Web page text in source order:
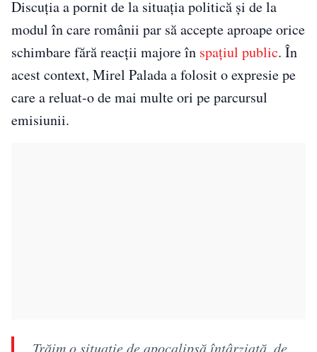
Discuția a pornit de la situația politică și de la
modul în care românii par să accepte aproape orice
schimbare fără reacții majore în spațiul public. În
acest context, Mirel Palada a folosit o expresie pe
care a reluat-o de mai multe ori pe parcursul
emisiunii.
„Trăim o situație de apocalipsă întârziată, de